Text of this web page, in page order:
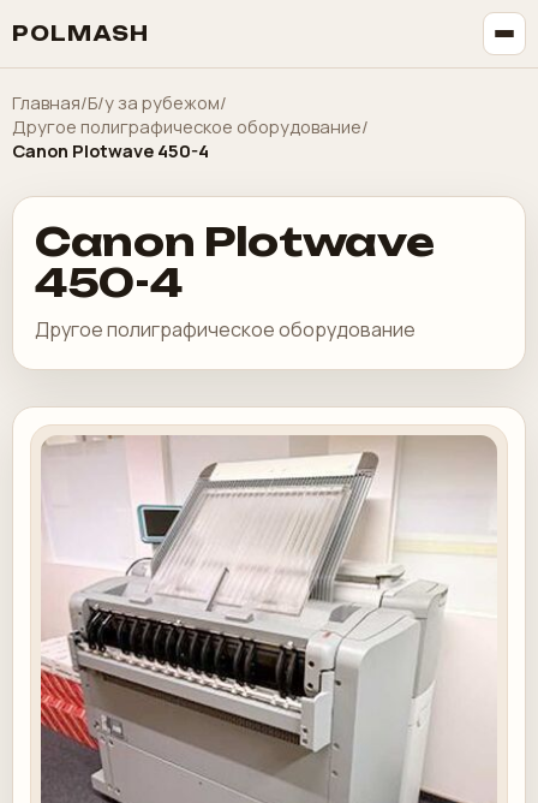
POLMASH
Главная/Б/у за рубежом/
Другое полиграфическое оборудование/
Canon Plotwave 450-4
Canon Plotwave
450-4
Другое полиграфическое оборудование